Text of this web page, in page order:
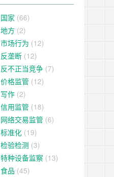
国家 (66)
地方 (2)
市场行为 (12)
反垄断 (12)
反不正当竞争 (7)
价格监管 (12)
写作 (2)
信用监管 (18)
网络交易监管 (6)
标准化 (19)
检验检测 (3)
特种设备监察 (13)
食品 (45)